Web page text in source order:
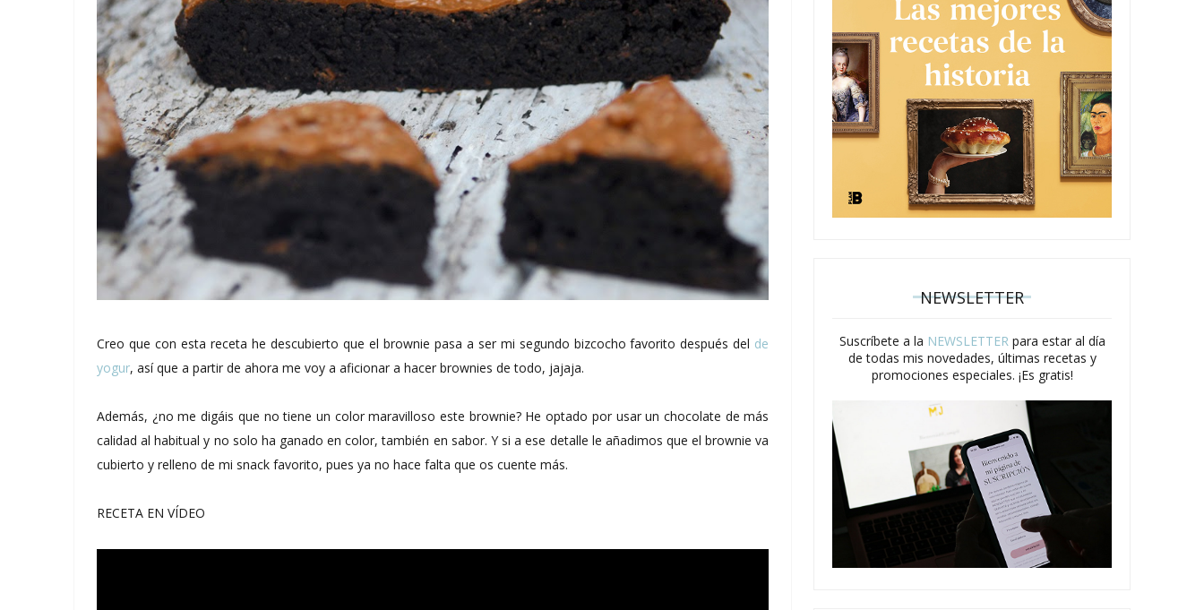
Creo que con esta receta he descubierto que el brownie pasa a ser mi segundo bizcocho favorito después del de
yogur, así que a partir de ahora me voy a aficionar a hacer brownies de todo, jajaja.
Además, ¿no me digáis que no tiene un color maravilloso este brownie? He optado por usar un chocolate de más
calidad al habitual y no solo ha ganado en color, también en sabor. Y si a ese detalle le añadimos que el brownie va
cubierto y relleno de mi snack favorito, pues ya no hace falta que os cuente más.
RECETA EN VÍDEO
NEWSLETTER
Suscríbete a la NEWSLETTERpara estar al día
de todas mis novedades, últimas recetas y
promociones especiales. ¡Es gratis!